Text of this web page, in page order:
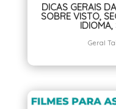
DICAS GERAIS
SOBRE VISTO,
IDIOMA,
Geral